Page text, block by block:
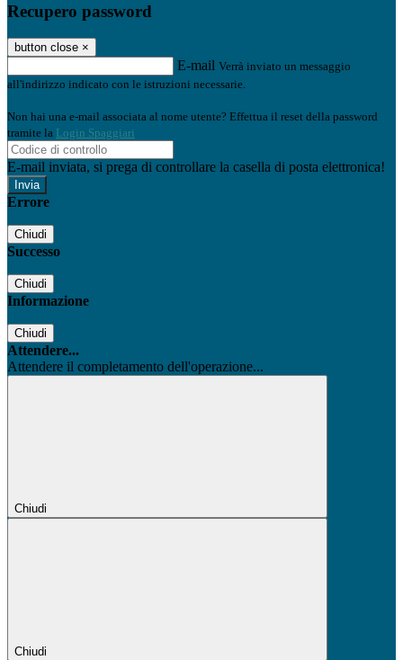
Recupero password
button close ×
E-mail Verrà inviato un messaggio
all'indirizzo indicato con le istruzioni necessarie.
Non hai una e-mail associata al nome utente? Effettua il reset della password
tramite la Login Spaggiari
E-mail inviata, si prega di controllare la casella di posta elettronica!
Errore
Chiudi
Successo
Chiudi
Informazione
Chiudi
Attendere...
Attendere il completamento dell'operazione...
Chiudi
Chiudi